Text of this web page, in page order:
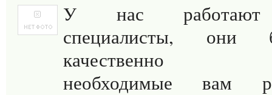
У нас работают
специалисты, они
качественно
необходимые вам